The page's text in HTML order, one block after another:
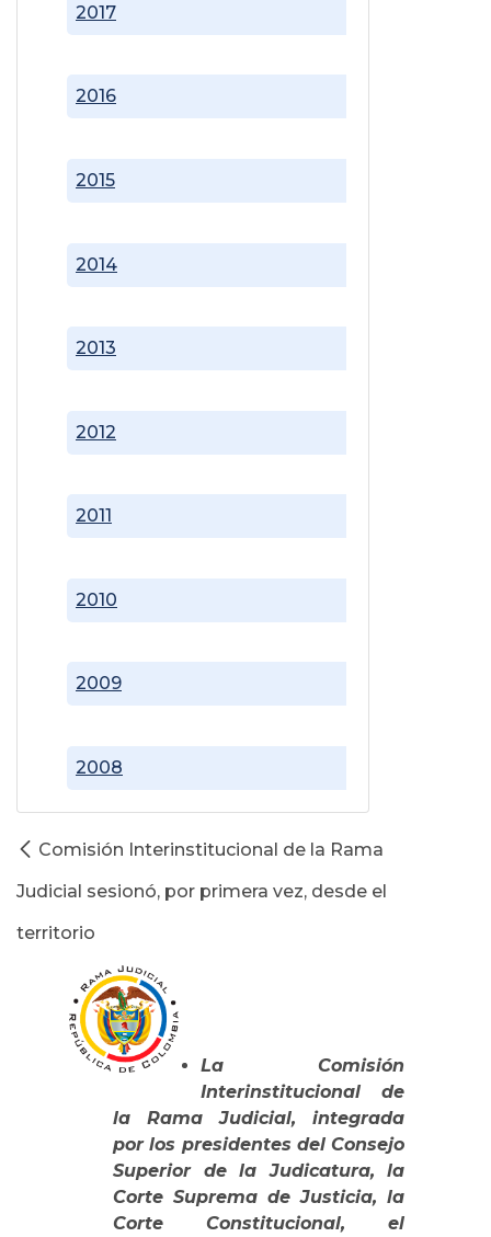
2008
2009
2010
2011
2012
2013
2014
2015
2016
2017
Comisión Interinstitucional de la Rama
Judicial sesionó, por primera vez, desde el
territorio
La Comisión
Interinstitucional de
la Rama Judicial, integrada
por los presidentes del Consejo
Superior de la Judicatura, la
Corte Suprema de Justicia, la
Corte Constitucional, el